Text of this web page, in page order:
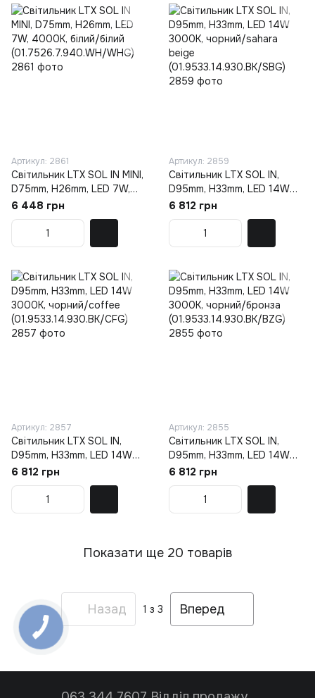
Артикул: 2861
Світильник LTX SOL IN MINI,
D75mm, H26mm, LED 7W,
4000K, білий/білий
(01.7526.7.940.WH/WHG)
6 448 грн
Артикул: 2859
Світильник LTX SOL IN,
D95mm, H33mm, LED 14W
3000K, чорний/sahara
beige
(01.9533.14.930.BK/SBG)
6 812 грн
Артикул: 2857
Світильник LTX SOL IN,
D95mm, H33mm, LED 14W
3000K, чорний/coffee
(01.9533.14.930.BK/CFG)
6 812 грн
Артикул: 2855
Світильник LTX SOL IN,
D95mm, H33mm, LED 14W
3000K, чорний/бронза
(01.9533.14.930.BK/BZG)
6 812 грн
Показати ще 20 товарів
Назад 1 з 3 Вперед